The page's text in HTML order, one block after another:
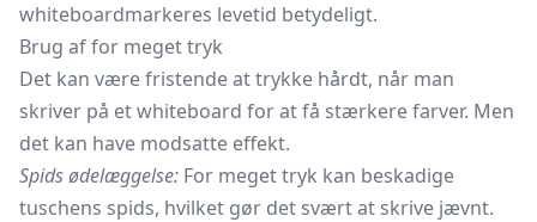
whiteboardmarkeres levetid betydeligt.
Brug af for meget tryk
Det kan være fristende at trykke hårdt, når man
skriver på et whiteboard for at få stærkere farver. Men
det kan have modsatte effekt.
Spids ødelæggelse: For meget tryk kan beskadige
tuschens spids, hvilket gør det svært at skrive jævnt.